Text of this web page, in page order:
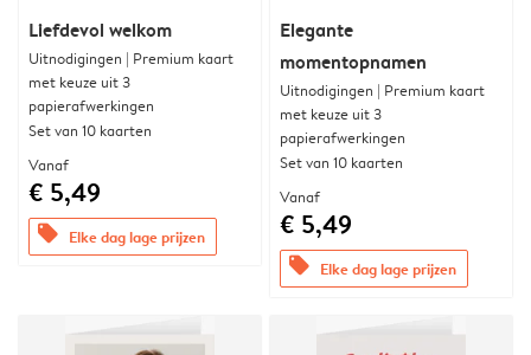
Liefdevol welkom
Uitnodigingen | Premium kaart
met keuze uit 3
papierafwerkingen
Set van 10 kaarten
Vanaf
€ 5,49
offers Elke dag lage prijzen
Elegante
momentopnamen
Uitnodigingen | Premium kaart
met keuze uit 3
papierafwerkingen
Set van 10 kaarten
Vanaf
€ 5,49
offers Elke dag lage prijzen